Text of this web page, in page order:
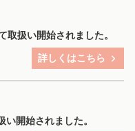
取扱い開始されました。
詳しくはこちら
開始されました。